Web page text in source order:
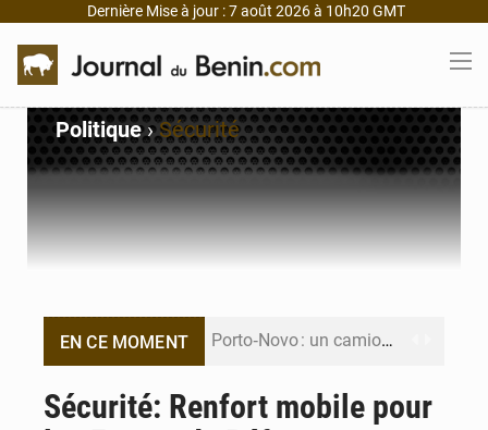
Dernière Mise à jour : 7 août 2026 à 10h20 GMT
Politique›Sécurité
EN CE MOMENT Porto‑Novo : un camion de produits pétroliers embrase Avakpa
Sécurité: Renfort mobile pour